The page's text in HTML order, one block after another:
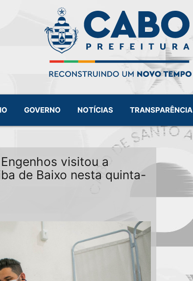
GOVERNO NOTÍCIAS TRANSPARÊNCIA
visitou a
de Baixo nesta quinta-